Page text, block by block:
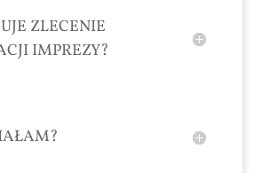
ZLECENIE
IMPREZY?